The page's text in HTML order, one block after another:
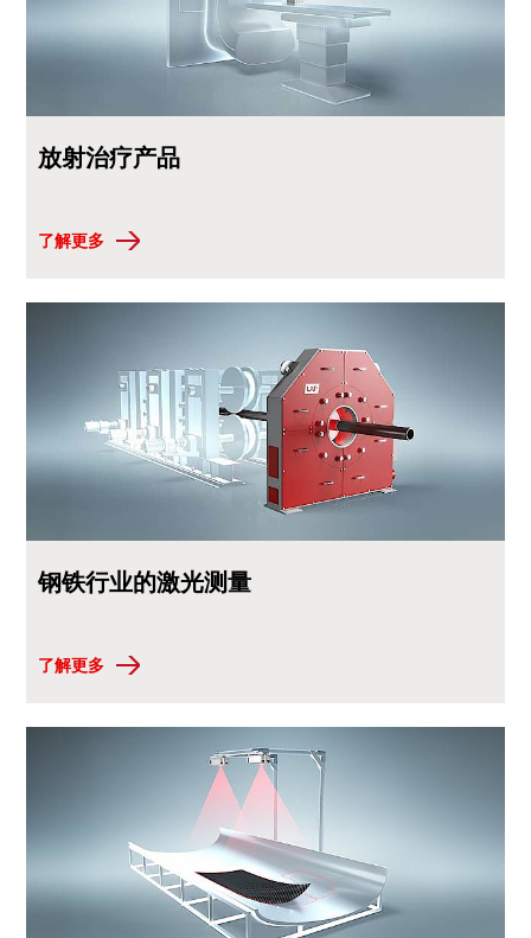
放射治疗产品
了解更多
钢铁行业的激光测量
了解更多